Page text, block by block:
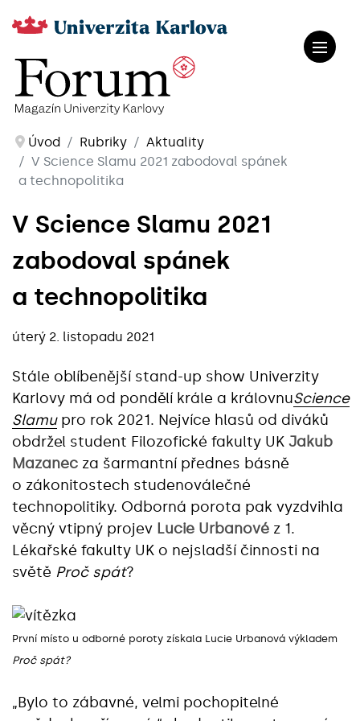
Úvod Rubriky
Aktuality
V Science Slamu 2021 zabodoval spánek
a technopolitika
V Science Slamu 2021
zabodoval spánek
a technopolitika
úterý 2. listopadu 2021
Stále oblíbenější stand-up show Univerzity
Karlovy má od pondělí krále a královnuScience
Slamupro rok 2021. Nejvíce hlasů od diváků
obdržel student Filozofické fakulty UK Jakub
Mazanec za šarmantní přednes básně
o zákonitostech studenoválečné
technopolitiky. Odborná porota pak vyzdvihla
věcný vtipný projev Lucie Urbanové z 1.
Lékařské fakulty UK o nejsladší činnosti na
světě Proč spát?
První místo u odborné poroty získala Lucie Urbanová výkladem
Proč spát?
„Bylo to zábavné, velmi pochopitelné